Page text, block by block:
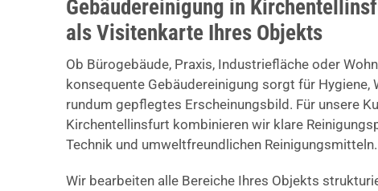
Gebäudereinigung in
als Visitenkarte Ihres Objekts
Ob Bürogebäude, Praxis, Industriefläche oder
konsequente Gebäudereinigung sorgt für Hygiene,
rundum gepflegtes Erscheinungsbild. Für unsere
Kirchentellinsfurt kombinieren wir klare
Technik und umweltfreundlichen Reinigungsmitteln.
Wir bearbeiten alle Bereiche Ihres Objekts